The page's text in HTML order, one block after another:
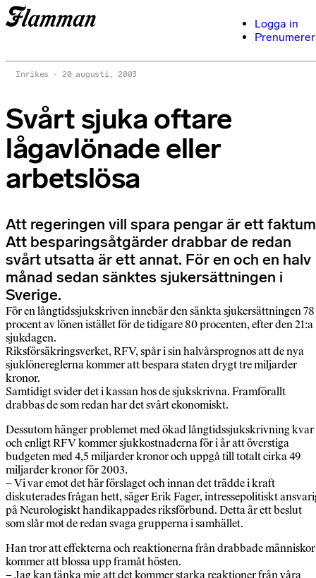
Logga in
Inrikes 20 augusti, 2003
Svårt sjuka oftare
lågavlönade eller
arbetslösa
Att regeringen vill spara pengar är ett
Att besparingsåtgärder drabbar de redan
svårt utsatta är ett annat. För en och en halv
månad sedan sänktes sjukersättningen i
Sverige.
För en långtidssjukskriven innebär den sänkta sjukersättningen 78
procent av lönen istället för de tidigare 80 procenten, efter den 21:a
sjukdagen.
Riksförsäkringsverket, RFV, spår i sin halvårsprognos att de nya
sjuklönereglerna kommer att bespara staten drygt tre miljarder
kronor.
Samtidigt svider det i kassan hos de sjukskrivna. Framförallt
drabbas de som redan har det svårt ekonomiskt.
Dessutom hänger problemet med ökad långtidssjukskrivning kvar
och enligt RFV kommer sjukkostnaderna för i år att överstiga
budgeten med 4,5 miljarder kronor och uppgå till totalt cirka 49
miljarder kronor för 2003.
– Vi var emot det här förslaget och innan det trädde i kraft
diskuterades frågan hett, säger Erik Fager, intressepolitiskt
på Neurologiskt handikappades riksförbund. Detta är ett beslut
som slår mot de redan svaga grupperna i samhället.
Han tror att effekterna och reaktionerna från drabbade människor
kommer att blossa upp framåt hösten.
– Jag kan tänka mig att det kommer starka reaktioner från våra